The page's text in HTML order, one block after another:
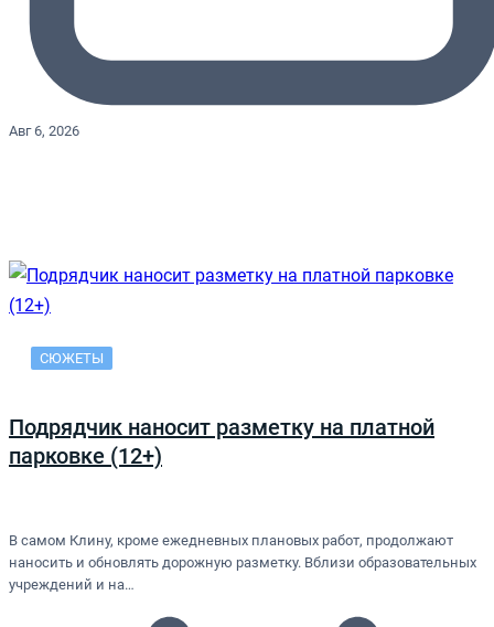
Авг 6, 2026
СЮЖЕТЫ
Подрядчик наносит разметку на платной
парковке (12+)
В самом Клину, кроме ежедневных плановых работ, продолжают
наносить и обновлять дорожную разметку. Вблизи образовательных
учреждений и на…